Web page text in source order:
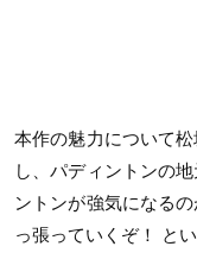
本作の魅力について
し、パディントンの
ントンが強気になる
っ張っていくぞ！ と